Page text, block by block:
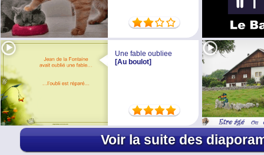
Une fable oubliee
[Au boulot]
Voir la suite des